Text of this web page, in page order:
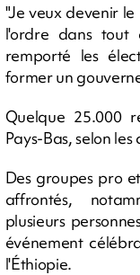
"Je veux devenir
l'ordre dans
remporté les
former un
Quelque 25.000
Pays-Bas, selon
Des groupes pro
affrontés,
plusieurs
événement
l'Éthiopie.